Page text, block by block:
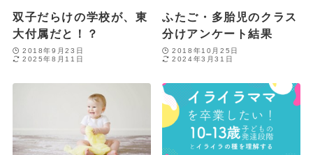
双子だらけの学校が、東
大付属だと！？
2018年9月23日
2025年8月11日
ふたご・多胎児のクラス
分けアンケート結果
2018年10月25日
2024年3月31日